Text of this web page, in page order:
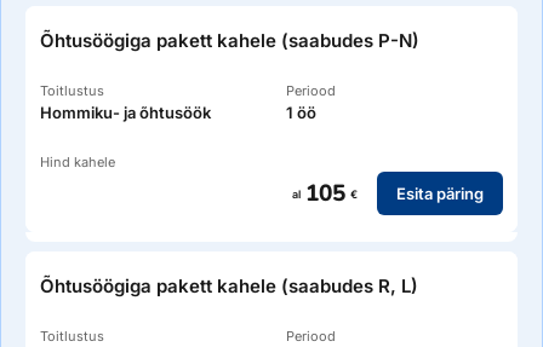
Õhtusöögiga pakett kahele (saabudes P-N)
Toitlustus
Hommiku- ja õhtusöök
Periood
1 öö
Hind kahele
al 105 € Esita päring
Õhtusöögiga pakett kahele (saabudes R, L)
Toitlustus Periood